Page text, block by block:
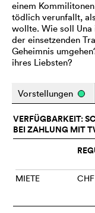
einem
tödlich verunfallt,
wollte. Wie soll Una
der einsetzenden
Geheimnis
ihres Liebsten?
Vorstellungen
VERFÜGBARKEIT:
BEI ZAHLUNG MIT
MIETE